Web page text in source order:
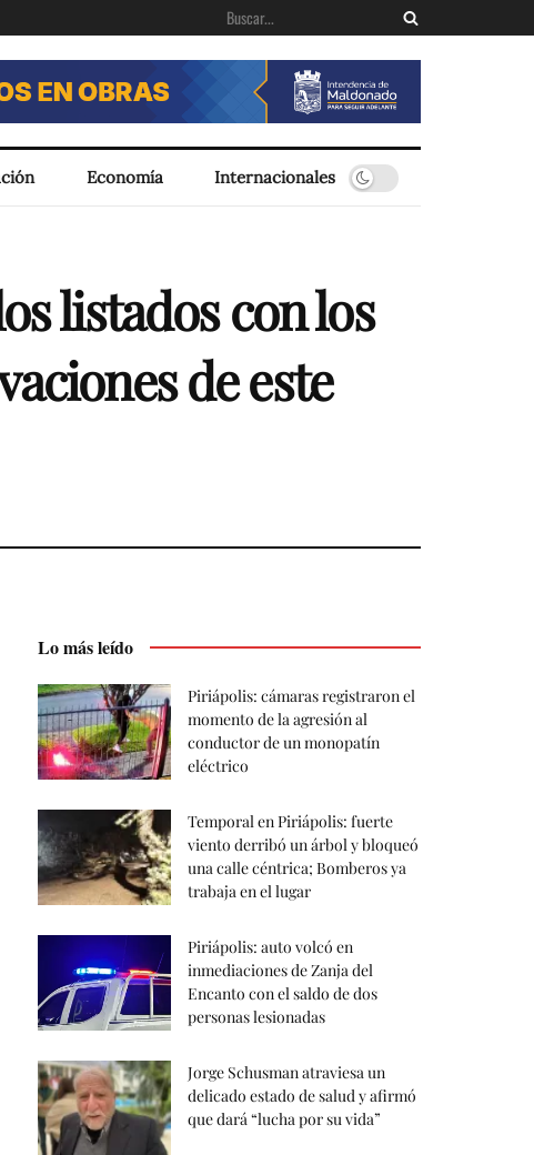
Economía Internacionales
listados con los
de este
Lo más leído
Piriápolis: cámaras registraron el
momento de la agresión al
conductor de un monopatín
eléctrico
Temporal en Piriápolis: fuerte
viento derribó un árbol y bloqueó
una calle céntrica; Bomberos ya
trabaja en el lugar
Piriápolis: auto volcó en
inmediaciones de Zanja del
Encanto con el saldo de dos
personas lesionadas
Jorge Schusman atraviesa un
delicado estado de salud y afirmó
que dará “lucha por su vida”